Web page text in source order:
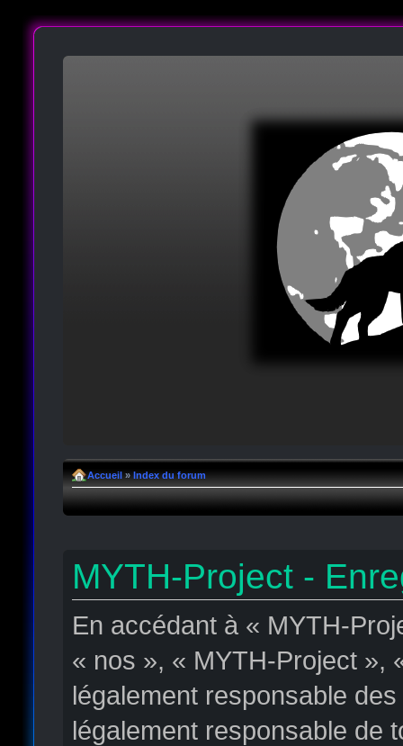
Accueil » Index du forum
MYTH-Project -
En accédant à « MYTH-
« nos », « MYTH-Project »,
légalement responsable
légalement responsable de